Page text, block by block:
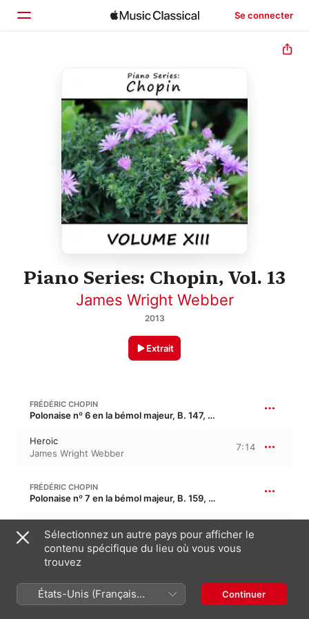
Se connecter
Parcourir
Rechercher
Piano Series: Chopin, Vol. 13
James Wright Webber
2013
Extrait
FRÉDÉRIC CHOPIN
Polonaise nº 6 en la bémol majeur, B. 147, Op. 53 · “Héroique”
Heroic
James Wright Webber
7:14
FRÉDÉRIC CHOPIN
Polonaise nº 7 en la bémol majeur, B. 159, Op. 61 · “Polonaise-fantaisie”
James Wright Webber
10:34
Polonaise nº 1 en do dièse mineur, B. 90/1, Op. 26/1 · “Les favorites 1”
No. 1
Sélectionnez un autre pays pour afficher le
contenu spécifique du lieu où vous vous
trouvez
États-Unis (Français
France)
Continuer